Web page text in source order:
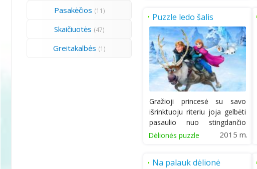
Pasakėčios (11)
Skaičiuotės (47)
Greitakalbės (1)
Puzzle ledo šalis
Gražioji princesė su savo
išrinktuoju riteriu joja gelbėti
pasaulio nuo stingdančio
ledo....
Dėlionės puzzle 2015 m.
Na palauk dėlionė